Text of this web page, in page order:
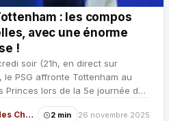
: les compos
avec une énorme
!
soir (21h, en direct sur
le PSG affronte Tottenham au
Princes lors de la 5e journée de
des Champions…
Ligue des Champions 2 min 26 novembre 2025